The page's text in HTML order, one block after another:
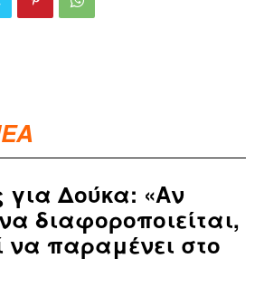
για Δούκα: «Αν
διαφοροποιείται,
να παραμένει στο